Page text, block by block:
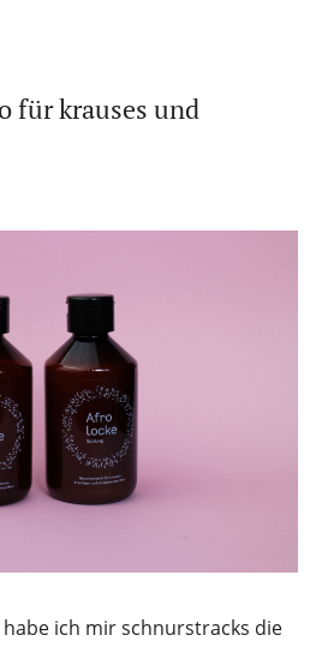
für krauses und
habe ich mir schnurstracks die